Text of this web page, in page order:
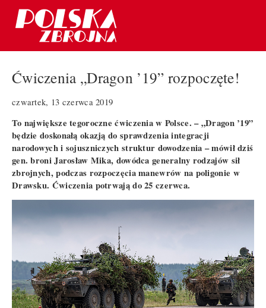
Ćwiczenia „Dragon ’19” rozpoczęte!
czwartek, 13 czerwca 2019
To największe tegoroczne ćwiczenia w Polsce. – „Dragon ’19”
będzie doskonałą okazją do sprawdzenia integracji
narodowych i sojuszniczych struktur dowodzenia – mówił dziś
gen. broni Jarosław Mika, dowódca generalny rodzajów sił
zbrojnych, podczas rozpoczęcia manewrów na poligonie w
Drawsku. Ćwiczenia potrwają do 25 czerwca.